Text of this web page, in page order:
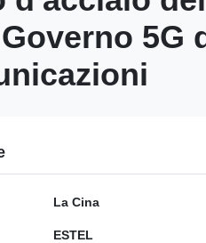
5G
La Cina
ESTEL